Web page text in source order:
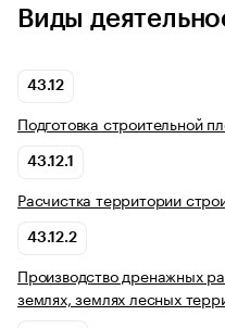
Виды
43.12
Подготовка строительной
43.12.1
Расчистка территории
43.12.2
Производство дренажных
землях, землях лесных